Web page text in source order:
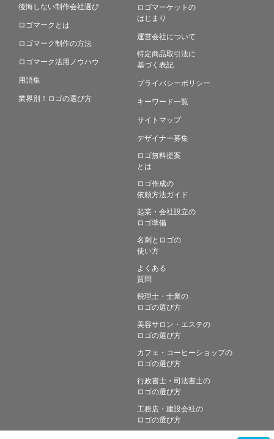
後悔しない制作会社選び
ロゴマークとは
ロゴマーク制作の方法
ロゴマーク活用ノウハウ
用語集
業界別！ロゴの選び方
ロゴマーケットの
はじまり
運営会社について
特定商品取引法に
基づく表記
プライバシーポリシー
キーワード一覧
サイトマップ
デザイナー募集
ロゴ無料提案
とは
ロゴ作成の
依頼方法ガイド
起業・会社設立の
ロゴ準備
名刺とロゴの
使い方
よくある
質問
税理士・士業の
ロゴの選び方
美容サロン・エステの
ロゴの選び方
カフェ・コーヒーショップの
ロゴの選び方
行政書士・司法書士の
ロゴの選び方
工務店・建設会社の
ロゴの選び方